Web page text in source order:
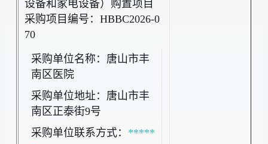
设备和家电设备）购置项目
采购项目编号：HBBC2026-0
70
采购单位名称：唐山市丰
南区医院
采购单位地址：唐山市丰
南区正泰街9号
采购单位联系方式： *****